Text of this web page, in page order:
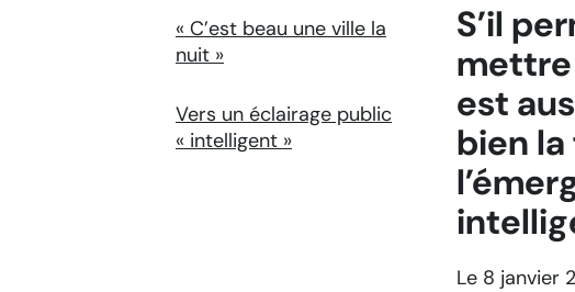
« C’est beau une ville la
nuit »
Vers un éclairage public
« intelligent »
S’il
mettre
est
bien la
Le 8 janvier